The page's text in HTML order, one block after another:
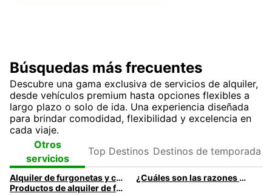
Búsquedas más frecuentes
Descubre una gama exclusiva de servicios de alquiler,
desde vehículos premium hasta opciones flexibles a
largo plazo o solo de ida. Una experiencia diseñada
para brindar comodidad, flexibilidad y excelencia en
cada viaje.
Otros
servicios
Destinos
temporada
Alquiler de furgonetas y camiones: nuestra guía de flota | Europcar
¿Cuáles son las razones para alquilar una furgoneta? | Europcar
Productos de alquiler de furgonetas de Europcar | Europcar